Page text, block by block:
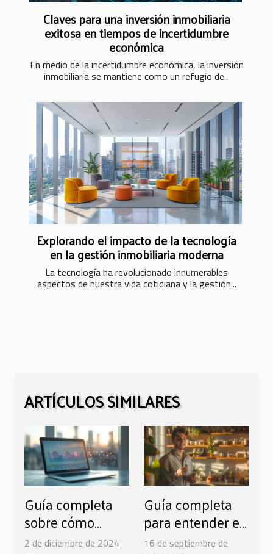
Claves para una inversión inmobiliaria
exitosa en tiempos de incertidumbre
económica
En medio de la incertidumbre económica, la inversión
inmobiliaria se mantiene como un refugio de...
Explorando el impacto de la tecnología
en la gestión inmobiliaria moderna
La tecnología ha revolucionado innumerables
aspectos de nuestra vida cotidiana y la gestión...
ARTÍCULOS SIMILARES
Guía completa
sobre cómo
acceder a
2 de diciembre de 2024
Guía completa
para entender el
proceso de
16 de septiembre de